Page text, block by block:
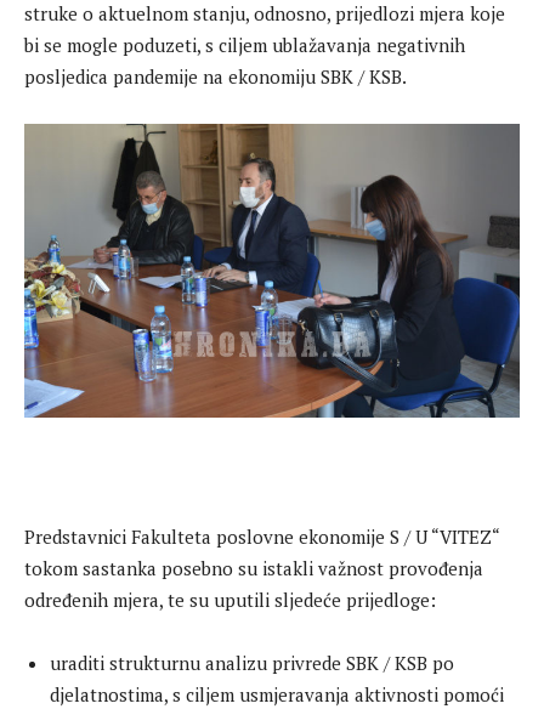
struke o aktuelnom stanju, odnosno, prijedlozi mjera koje
bi se mogle poduzeti, s ciljem ublažavanja negativnih
posljedica pandemije na ekonomiju SBK / KSB.
Predstavnici Fakulteta poslovne ekonomije S / U “VITEZ“
tokom sastanka posebno su istakli važnost provođenja
određenih mjera, te su uputili sljedeće prijedloge:
uraditi strukturnu analizu privrede SBK / KSB po
djelatnostima, s ciljem usmjeravanja aktivnosti pomoći